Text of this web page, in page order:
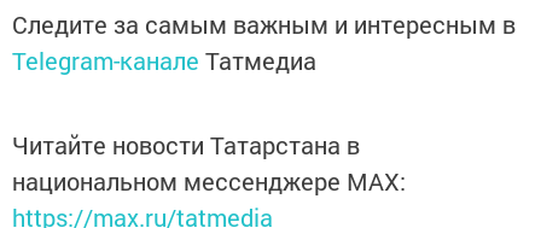
Следите за самым важным и интересным в
Telegram-канале Татмедиа
Читайте новости Татарстана в
национальном мессенджере MАХ:
https://max.ru/tatmedia